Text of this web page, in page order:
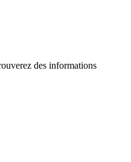
des informations